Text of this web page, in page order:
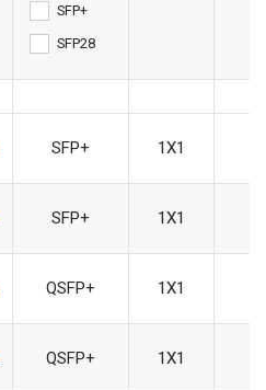
SFP+
SFP28
SFP+ 1X1
SFP+ 1X1
QSFP+ 1X1
QSFP+ 1X1